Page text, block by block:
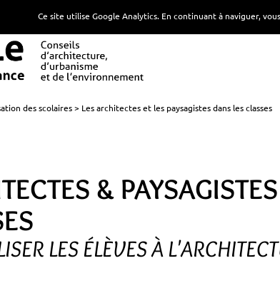
des scolaires Les architectes et les paysagistes dans les classes
&
LES ÉLÈVES À
Ce site utilise Google Analytics. En continuant à naviguer,